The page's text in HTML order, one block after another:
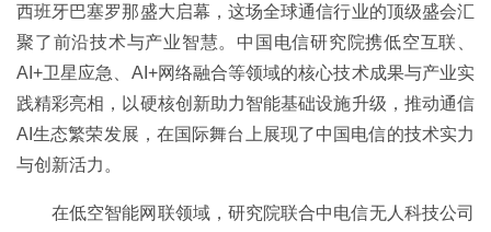
西班牙巴塞罗那盛大启幕，这场全球通信行业的顶级盛会汇
聚了前沿技术与产业智慧。中国电信研究院携低空互联、
AI+卫星应急、AI+网络融合等领域的核心技术成果与产业实
践精彩亮相，以硬核创新助力智能基础设施升级，推动通信
AI生态繁荣发展，在国际舞台上展现了中国电信的技术实力
与创新活力。
在低空智能网联领域，研究院联合中电信无人科技公司